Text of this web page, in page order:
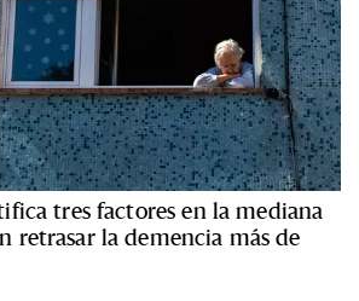
tres factores en la mediana
retrasar la demencia más de